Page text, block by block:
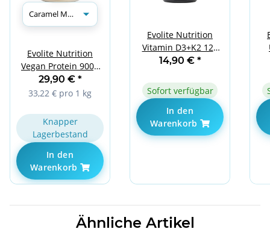
Evolite Nutrition
Vegan Protein 900g
Caramel Macchiato
29,90 € *
33,22 € pro 1 kg
Knapper
Lagerbestand
In den
Warenkorb
Evolite Nutrition
Vitamin D3+K2 120
Caps
14,90 € *
Sofort verfügbar
In den
Warenkorb
Ähnliche Artikel